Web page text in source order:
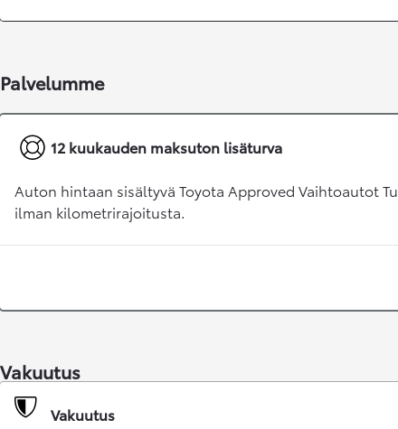
Alkaen
Palvelumme
12 kuukauden maksuton lisäturva
Auton hintaan sisältyvä Toyota Approved Vaihtoautot
ilman kilometrirajoitusta.
Vakuutus
Vakuutus